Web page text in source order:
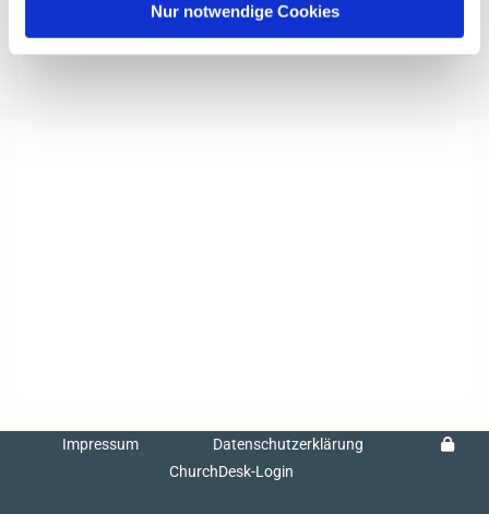
Nur notwendige Cookies
Impressum
Datenschutzerklärung
ChurchDesk-Login